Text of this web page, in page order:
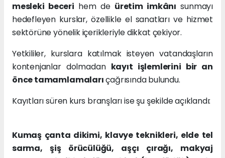
mesleki beceri hem de üretim imkânı sunmayı
hedefleyen kurslar, özellikle el sanatları ve hizmet
sektörüne yönelik içerikleriyle dikkat çekiyor.
Yetkililer, kurslara katılmak isteyen vatandaşların
kontenjanlar dolmadan kayıt işlemlerini bir an
önce tamamlamalarıçağrısında bulundu.
Kayıtları süren kurs branşları ise şu şekilde açıklandı:
Kumaş çanta dikimi, klavye teknikleri, elde tel
sarma, şiş örücülüğü, aşçı çırağı, makyaj